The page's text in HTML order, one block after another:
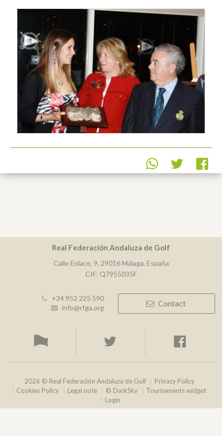
Real Federación Andaluza de Golf
Calle Enlace, 9. 29016 Málaga, España
CIF: Q7955035F
+34 952 225 590
info@rfga.org
Contact
2026 © Real Federación Andaluza de Golf
Privacy Policy
Cookies Policy
Legal note © DarkSky
Tournaments widget
Login